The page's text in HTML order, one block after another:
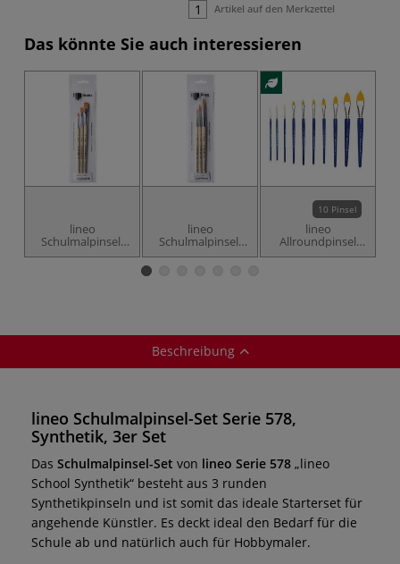
Artikel auf den Merkzettel
Das könnte Sie auch interessieren
lineo
Schulmalpinsel-
Set Serie 579,
lineo
Schulmalpinsel-
Set Serie 578,
10 Pinsel
lineo
Allroundpinsel
Serie 574,
Beschreibung
lineo Schulmalpinsel-Set Serie 578,
Synthetik, 3er Set
Das Schulmalpinsel-Set von lineo Serie 578 „lineo
School Synthetik“ besteht aus 3 runden
Synthetikpinseln und ist somit das ideale Starterset für
angehende Künstler. Es deckt ideal den Bedarf für die
Schule ab und natürlich auch für Hobbymaler.